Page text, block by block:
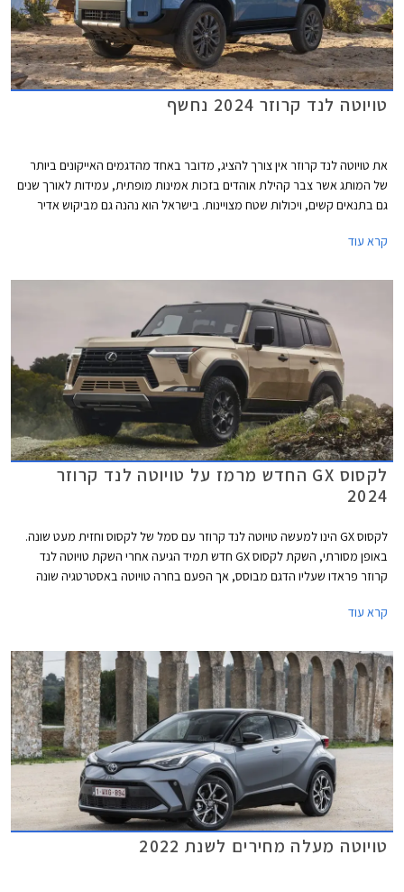
טויוטה לנד קרוזר 2024 נחשף
את טויוטה לנד קרוזר אין צורך להציג, מדובר באחד מהדגמים האייקונים ביותר
של המותג אשר צבר קהילת אוהדים בזכות אמינות מופתית, עמידות לאורך שנים
גם בתנאים קשים, ויכולות שטח מצויינות. בישראל הוא נהנה גם מביקוש אדיר
קרא עוד
לקסוס GX החדש מרמז על טויוטה לנד קרוזר
2024
לקסוס GX הינו למעשה טויוטה לנד קרוזר עם סמל של לקסוס וחזית מעט שונה.
באופן מסורתי, השקת לקסוס GX חדש תמיד הגיעה אחרי השקת טויוטה לנד
קרוזר פראדו שעליו הדגם מבוסס, אך הפעם בחרה טויוטה באסטרטגיה שונה
ביחס לאחיו העממי שלא שונה מהותית, אך את הדור החדש אולי דווקא נזכה
לראות בארץ.
קרא עוד
טויוטה מעלה מחירים לשנת 2022